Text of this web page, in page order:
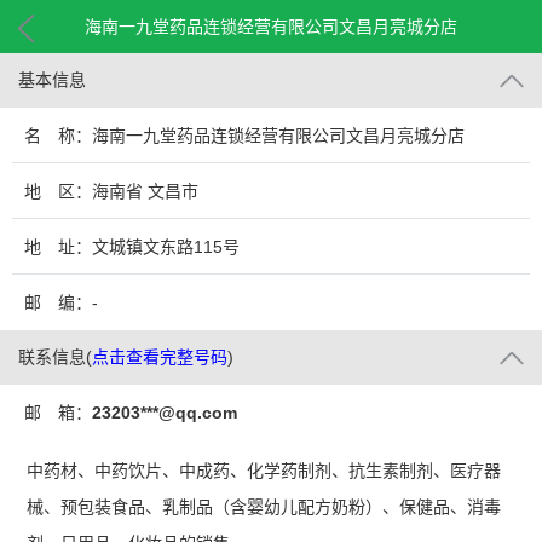
海南一九堂药品连锁经营有限公司文昌月亮城分店
基本信息
名 称：海南一九堂药品连锁经营有限公司文昌月亮城分店
地 区：海南省 文昌市
地 址：文城镇文东路115号
邮 编：-
联系信息(点击查看完整号码)
邮 箱： 23203***@qq.com
中药材、中药饮片、中成药、化学药制剂、抗生素制剂、医疗器
械、预包装食品、乳制品（含婴幼儿配方奶粉）、保健品、消毒